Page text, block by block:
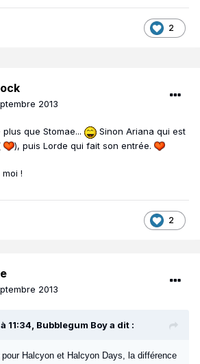
2
2013
que Stomae...
Sinon Ariana qui est
), puis Lorde qui fait son entrée.
!
2
2013
11:34, Bubblegum Boy a dit :
Halcyon et Halcyon Days, la différence